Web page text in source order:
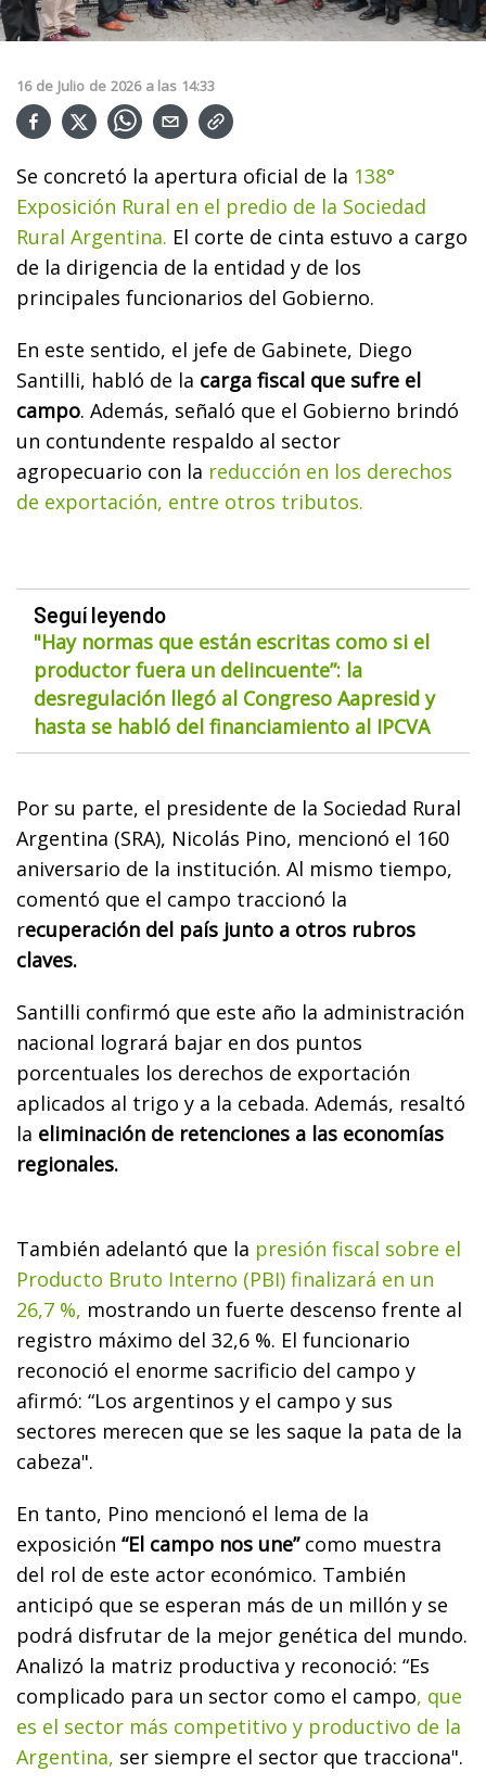
16 de Julio de 2026 a las 14:33
Se concretó la apertura oficial de la 138°
Exposición Rural en el predio de la Sociedad
Rural Argentina. El corte de cinta estuvo a cargo
de la dirigencia de la entidad y de los
principales funcionarios del Gobierno.
En este sentido, el jefe de Gabinete, Diego
Santilli, habló de la carga fiscal que sufre el
campo. Además, señaló que el Gobierno brindó
un contundente respaldo al sector
agropecuario con la reducción en los derechos
de exportación, entre otros tributos.
Seguí leyendo
"Hay normas que están escritas como si el
productor fuera un delincuente”: la
desregulación llegó al Congreso Aapresid y
hasta se habló del financiamiento al IPCVA
Por su parte, el presidente de la Sociedad Rural
Argentina (SRA), Nicolás Pino, mencionó el 160
aniversario de la institución. Al mismo tiempo,
comentó que el campo traccionó la
recuperación del país junto a otros rubros
claves.
Santilli confirmó que este año la administración
nacional logrará bajar en dos puntos
porcentuales los derechos de exportación
aplicados al trigo y a la cebada. Además, resaltó
la eliminación de retenciones a las economías
regionales.
También adelantó que la presión fiscal sobre el
Producto Bruto Interno (PBI) finalizará en un
26,7 %, mostrando un fuerte descenso frente al
registro máximo del 32,6 %. El funcionario
reconoció el enorme sacrificio del campo y
afirmó: “Los argentinos y el campo y sus
sectores merecen que se les saque la pata de la
cabeza".
En tanto, Pino mencionó el lema de la
exposición “El campo nos une”como muestra
del rol de este actor económico. También
anticipó que se esperan más de un millón y se
podrá disfrutar de la mejor genética del mundo.
Analizó la matriz productiva y reconoció: “Es
complicado para un sector como el campo, que
es el sector más competitivo y productivo de la
Argentina, ser siempre el sector que tracciona".